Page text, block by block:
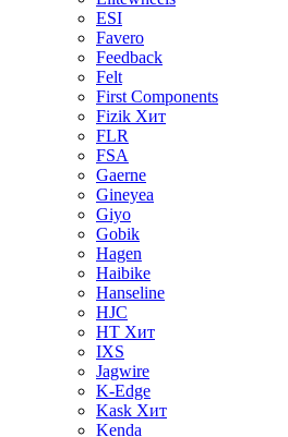
ESI
Favero
Feedback
Felt
First Components
Fizik Хит
FLR
FSA
Gaerne
Gineyea
Giyo
Gobik
Hagen
Haibike
Hanseline
HJC
HT Хит
IXS
Jagwire
K-Edge
Kask Хит
Kenda